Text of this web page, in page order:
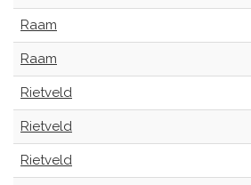
Raam
Raam
Rietveld
Rietveld
Rietveld